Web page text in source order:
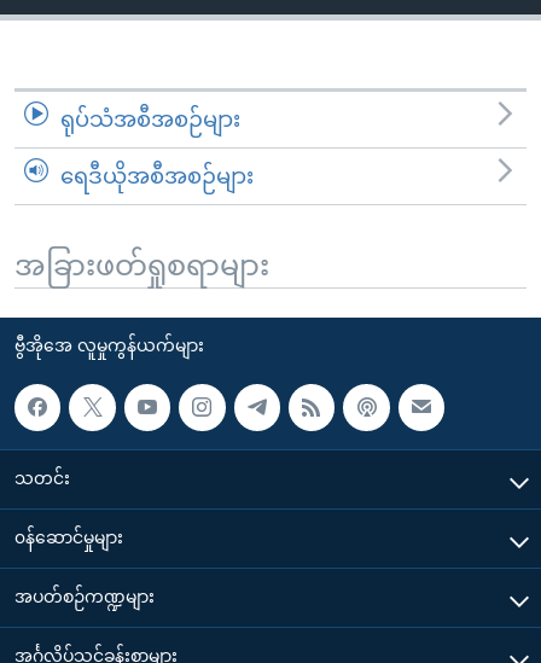
ရုပ်သံအစီအစဉ်များ
ရေဒီယိုအစီအစဉ်များ
အခြားဖတ်ရှုစရာများ
ဗွီအိုအေ လူမှုကွန်ယက်များ
သတင်း
၀န်ဆောင်မှုများ
အပတ်စဉ်ကဏ္ဍများ
အင်္ဂလိပ်သင်ခန်းစာများ